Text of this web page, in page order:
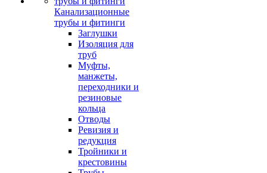
Канализационные
трубы и фитинги
Заглушки
Изоляция для
труб
Муфты,
манжеты,
переходники и
резиновые
кольца
Отводы
Ревизия и
редукция
Тройники и
крестовины